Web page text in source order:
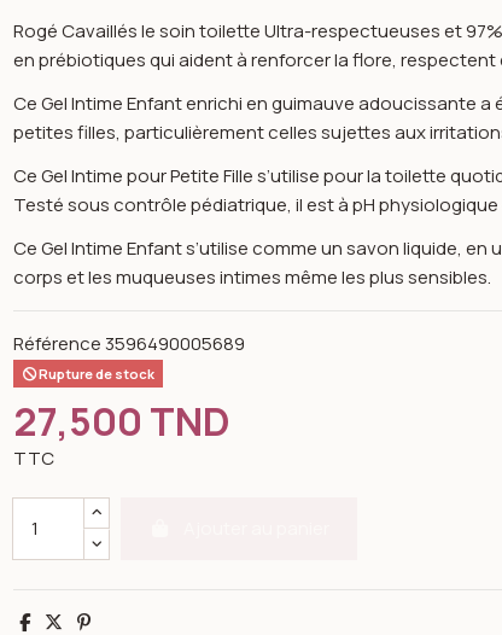
image gallery for Soin intime & corps petite fille 250ml -
Rogé Cavaillés le soin toilette Ultra-respectueuses et
en prébiotiques qui aident à renforcer la flore, respectent
Ce Gel Intime Enfant enrichi en guimauve adoucissante
petites filles, particulièrement celles sujettes aux
Ce Gel Intime pour Petite Fille s’utilise pour la toilette
Testé sous contrôle pédiatrique, il est à pH
Ce Gel Intime Enfant s’utilise comme un savon liquide,
corps et les muqueuses intimes même les plus sensibles.
Référence 3596490005689
Rupture de stock
27,500 TND
TTC
Partager
TweetPinterest